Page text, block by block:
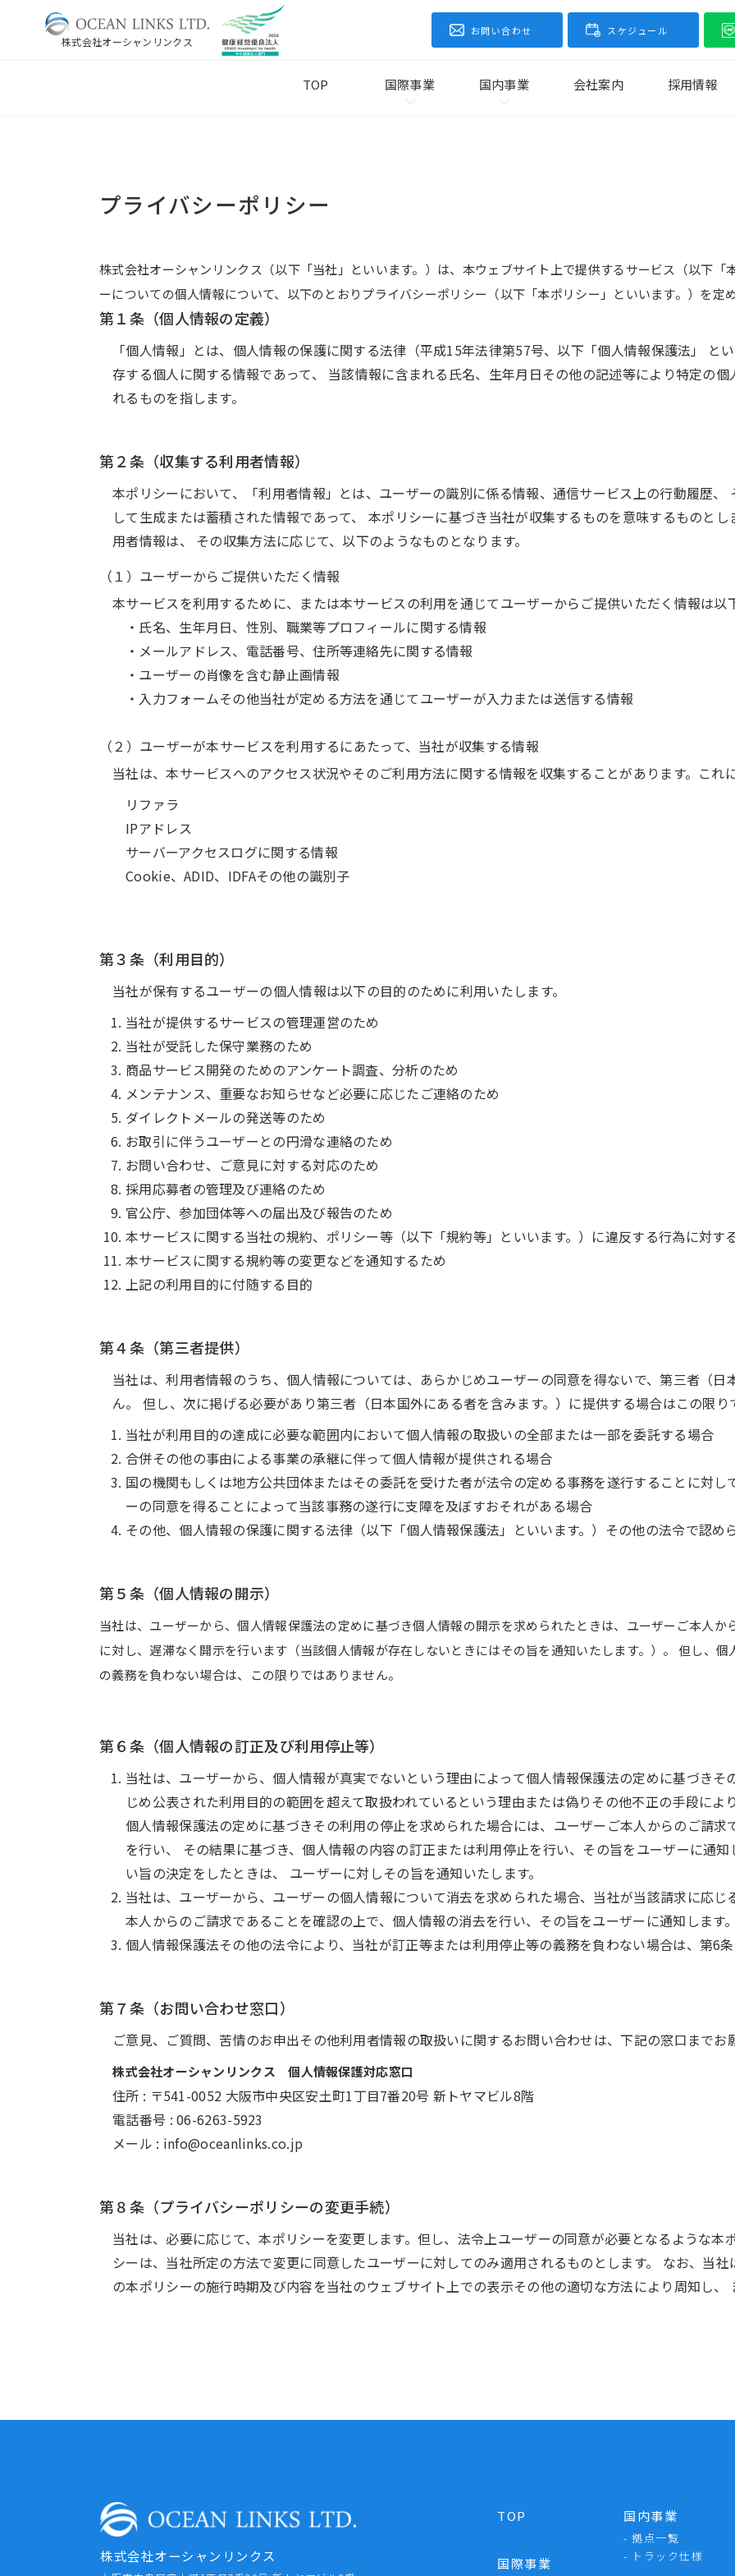
株式会社オーシャンリンクス
お問い合わせ スケジュール
TOP 国際事業 国内事業 会社案内 採用情報
プライバシーポリシー
株式会社オーシャンリンクス（以下「当社」といいます。）は、本ウェブサイト上で提供するサービス（以下「
ーについての個人情報について、以下のとおりプライバシーポリシー（以下「本ポリシー」といいます。）を定め
第１条（個人情報の定義）
「個人情報」とは、個人情報の保護に関する法律（平成15年法律第57号、以下「個人情報保護法」 と
存する個人に関する情報であって、 当該情報に含まれる氏名、生年月日その他の記述等により特定の
れるものを指します。
第２条（収集する利用者情報）
本ポリシーにおいて、「利用者情報」とは、ユーザーの識別に係る情報、通信サービス上の行動履歴
して生成または蓄積された情報であって、 本ポリシーに基づき当社が収集するものを意味するものと
用者情報は、 その収集方法に応じて、以下のようなものとなります。
（１）ユーザーからご提供いただく情報
本サービスを利用するために、または本サービスの利用を通じてユーザーからご提供いただく情報は以
・氏名、生年月日、性別、職業等プロフィールに関する情報
・メールアドレス、電話番号、住所等連絡先に関する情報
・ユーザーの肖像を含む静止画情報
・入力フォームその他当社が定める方法を通じてユーザーが入力または送信する情報
（２）ユーザーが本サービスを利用するにあたって、当社が収集する情報
当社は、本サービスへのアクセス状況やそのご利用方法に関する情報を収集することがあります。これ
リファラ
IPアドレス
サーバーアクセスログに関する情報
Cookie、ADID、IDFAその他の識別子
第３条（利用目的）
当社が保有するユーザーの個人情報は以下の目的のために利用いたします。
当社が提供するサービスの管理運営のため
当社が受託した保守業務のため
商品サービス開発のためのアンケート調査、分析のため
メンテナンス、重要なお知らせなど必要に応じたご連絡のため
ダイレクトメールの発送等のため
お取引に伴うユーザーとの円滑な連絡のため
お問い合わせ、ご意見に対する対応のため
採用応募者の管理及び連絡のため
官公庁、参加団体等への届出及び報告のため
本サービスに関する当社の規約、ポリシー等（以下「規約等」といいます。）に違反する行為に対す
本サービスに関する規約等の変更などを通知するため
上記の利用目的に付随する目的
第４条（第三者提供）
当社は、利用者情報のうち、個人情報については、あらかじめユーザーの同意を得ないで、第三者（日
ん。 但し、次に掲げる必要があり第三者（日本国外にある者を含みます。）に提供する場合はこの限り
当社が利用目的の達成に必要な範囲内において個人情報の取扱いの全部または一部を委託する場合
合併その他の事由による事業の承継に伴って個人情報が提供される場合
国の機関もしくは地方公共団体またはその委託を受けた者が法令の定める事務を遂行することに対
ーの同意を得ることによって当該事務の遂行に支障を及ぼすおそれがある場合
その他、個人情報の保護に関する法律（以下「個人情報保護法」といいます。）その他の法令で認め
第５条（個人情報の開示）
当社は、ユーザーから、個人情報保護法の定めに基づき個人情報の開示を求められたときは、ユーザーご本人か
に対し、遅滞なく開示を行います（当該個人情報が存在しないときにはその旨を通知いたします。）。 但し、
の義務を負わない場合は、この限りではありません。
第６条（個人情報の訂正及び利用停止等）
当社は、ユーザーから、個人情報が真実でないという理由によって個人情報保護法の定めに基づき
じめ公表された利用目的の範囲を超えて取扱われているという理由または偽りその他不正の手段によ
個人情報保護法の定めに基づきその利用の停止を求められた場合には、ユーザーご本人からのご請
を行い、 その結果に基づき、個人情報の内容の訂正または利用停止を行い、その旨をユーザーに通
い旨の決定をしたときは、 ユーザーに対しその旨を通知いたします。
当社は、ユーザーから、ユーザーの個人情報について消去を求められた場合、当社が当該請求に応
本人からのご請求であることを確認の上で、個人情報の消去を行い、その旨をユーザーに通知します。
個人情報保護法その他の法令により、当社が訂正等または利用停止等の義務を負わない場合は、第6
第７条（お問い合わせ窓口）
ご意見、ご質問、苦情のお申出その他利用者情報の取扱いに関するお問い合わせは、下記の窓口までお
株式会社オーシャンリンクス 個人情報保護対応窓口
住所 : 〒541-0052 大阪市中央区安土町1丁目7番20号 新トヤマビル8階
電話番号 : 06-6263-5923
メール : info@oceanlinks.co.jp
第８条（プライバシーポリシーの変更手続）
当社は、必要に応じて、本ポリシーを変更します。但し、法令上ユーザーの同意が必要となるような
シーは、当社所定の方法で変更に同意したユーザーに対してのみ適用されるものとします。 なお、当
の本ポリシーの施行時期及び内容を当社のウェブサイト上での表示その他の適切な方法により周知し、
株式会社オーシャンリンクス
TOP
国際事業
国内事業
- 拠点一覧
- トラック仕様